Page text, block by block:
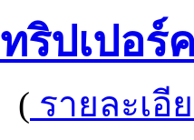
ทริปเปอร์
( รายละเอี